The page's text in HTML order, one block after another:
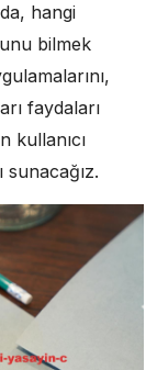
hangi
bilmek
faydaları
kullanıcı
sunacağız.